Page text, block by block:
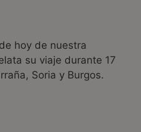
hoy de nuestra
su viaje durante 17
Soria y Burgos.